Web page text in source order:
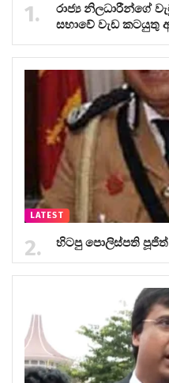
රාජ්‍ය නිලධාරීන්ගේ
සභාවේ වැඩ කටයුතු
LATEST
හිටපු පොලිස්පති